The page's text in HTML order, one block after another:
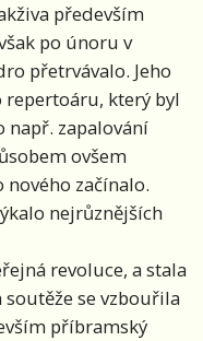
především
po únoru v
přetrvávalo. Jeho
který byl
zapalování
ovšem
nového začínalo.
nejrůznějších
revoluce, a stala
soutěže se vzbouřila
příbramský